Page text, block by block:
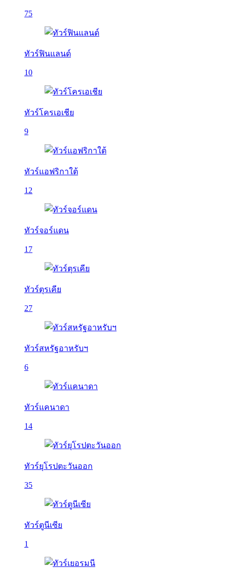
75
ทัวร์ฟินแลนด์
10
ทัวร์โครเอเชีย
9
ทัวร์แอฟริกาใต้
12
ทัวร์จอร์แดน
17
ทัวร์ตุรเคีย
27
ทัวร์สหรัฐอาหรับฯ
6
ทัวร์แคนาดา
14
ทัวร์ยุโรปตะวันออก
35
ทัวร์ตูนีเซีย
1